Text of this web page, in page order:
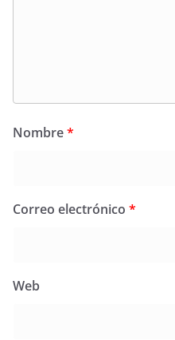
Nombre*
Correo electrónico *
Web